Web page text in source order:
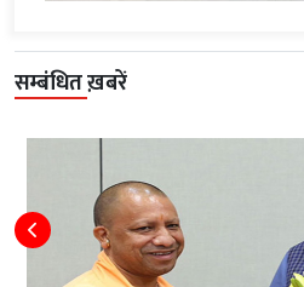
सम्बंधित ख़बरें